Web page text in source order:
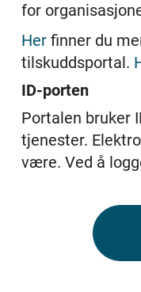
for
Herfinner du
tilskuddsportal.
ID-porten
Portalen bruker
tjenester.
være. Ved å